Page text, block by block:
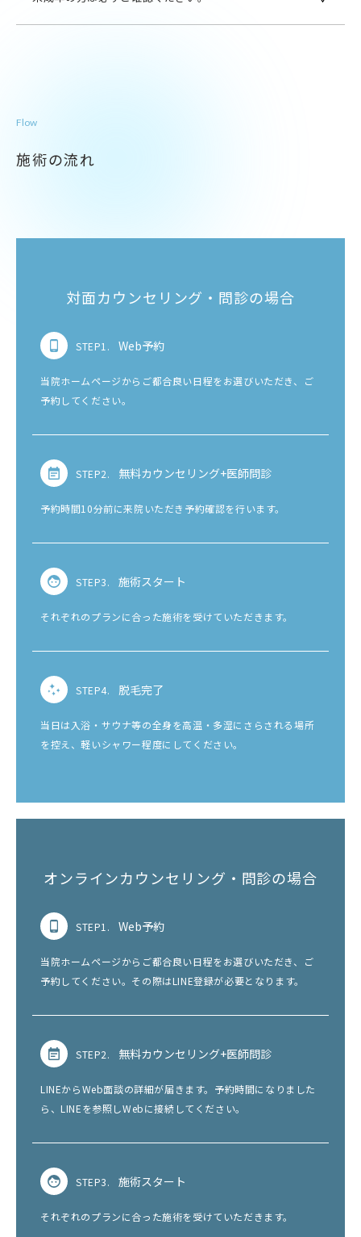
Flow
施術の流れ
対面カウンセリング・問診の場合
STEP1. Web予約
当院ホームページからご都合良い日程をお選びいただき、ご
予約してください。
STEP2. 無料カウンセリング+医師問診
予約時間10分前に来院いただき予約確認を行います。
STEP3. 施術スタート
それぞれのプランに合った施術を受けていただきます。
STEP4. 脱毛完了
当日は入浴・サウナ等の全身を高温・多湿にさらされる場所
を控え、軽いシャワー程度にしてください。
オンラインカウンセリング・問診の場合
STEP1. Web予約
当院ホームページからご都合良い日程をお選びいただき、ご
予約してください。その際はLINE登録が必要となります。
STEP2. 無料カウンセリング+医師問診
LINEからWeb面談の詳細が届きます。予約時間になりました
ら、LINEを参照しWebに接続してください。
STEP3. 施術スタート
それぞれのプランに合った施術を受けていただきます。